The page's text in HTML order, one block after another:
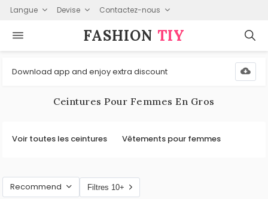
Langue Devise Contactez-nous
FASHION⁠ TIY
Download app and enjoy extra discount
Ceintures Pour Femmes En Gros
Voir toutes les ceintures Vêtements pour femmes
Recommend Filtres 10+